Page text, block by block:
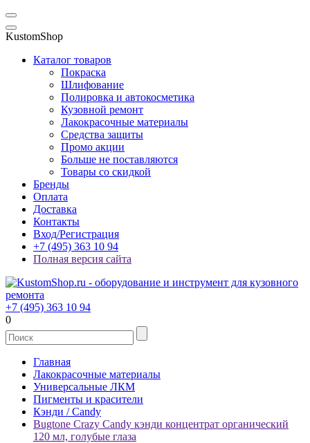
KustomShop
Каталог товаров
Покраска
Шлифование
Полировка и автокосметика
Кузовной ремонт
Лакокрасочные материалы
Средства защиты
Промо акции
Больше не поставляются
Товары со скидкой
Бренды
Оплата
Доставка
Контакты
Вход/Регистрация
+7 (495) 363 10 94
Полная версия сайта
+7 (495) 363 10 94
0
Главная
Лакокрасочные материалы
Универсальные ЛКМ
Пигменты и красители
Кэнди / Candy
Bugtone Crazy Candy кэнди концентрат органический
120 мл, голубые глаза